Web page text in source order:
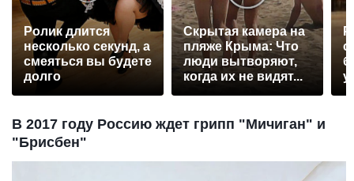
Ролик длится
несколько секунд, а
смеяться вы будете
долго
Скрытая камера на
пляже Крыма: Что
люди вытворяют,
когда их не видят...
В 2017 году Россию ждет грипп "Мичиган" и
"Брисбен"